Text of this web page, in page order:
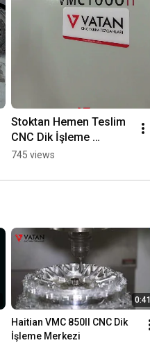
Stoktan Hemen Teslim
CNC Dik İşleme
Merkezleri
745 views
0:41
Haitian VMC 850II CNC Dik
İşleme Merkezi